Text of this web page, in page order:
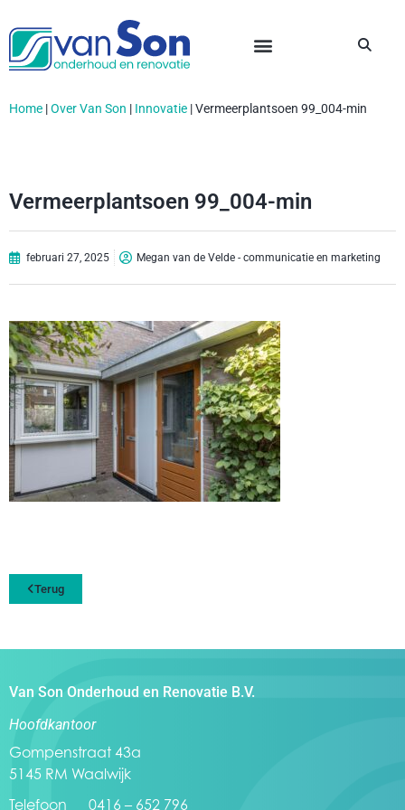
Home |Over Van Son | Innovatie |Vermeerplantsoen 99_004-min
Vermeerplantsoen 99_004-min
februari 27, 2025 Megan van de Velde - communicatie en marketing
Terug
Van Son Onderhoud en Renovatie B.V.
Hoofdkantoor
Gompenstraat 43a
5145 RM Waalwijk
Telefoon 0416 – 652 796